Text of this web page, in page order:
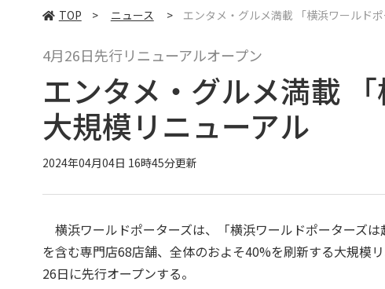
TOP > ニュース > エンタメ・グルメ満載 「横浜ワールド
4月26日先行リニューアルオープン
エンタメ・グルメ満載
大規模リニューアル
2024年04月04日 16時45分更新
横浜ワールドポーターズは、「横浜ワールドポーターズ
を含む専門店68店舗、全体のおよそ40%を刷新する大規模
26日に先行オープンする。